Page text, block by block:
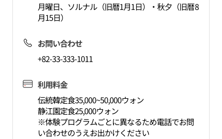
月曜日、ソルナル（旧暦1月1日）・秋夕（旧暦8
月15日）
お問い合わせ
+82-33-333-1011
利用料金
伝統韓定食35,000~50,000ウォン
静江園定食25,000ウォン
※体験プログラムごとに異なるため電話でお問
い合わせのうえお出かけください